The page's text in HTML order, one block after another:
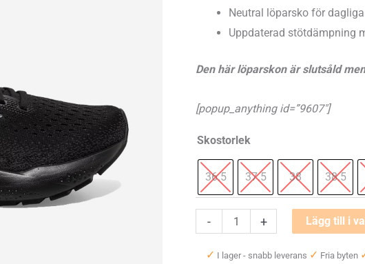
Neutral löparsko för
Uppdaterad stötdämpning
Den här löparskon är slutsåld
[popup_anything id=”9607″]
Skostorlek
36.5 37.5 38 38.5
-
Brooks
Ghost
+ Lägg till i
✓ I lager - snabb leverans ✓ Fria byten